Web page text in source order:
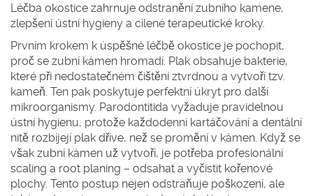
Léčba okostice zahrnuje odstranění zubního kamene,
zlepšení ústní hygieny a cílené terapeutické kroky.
Prvním krokem k úspěšné léčbě okostice je pochopit,
proč se zubní kámen hromadí. Plak obsahuje bakterie,
které při nedostatečném čištění ztvrdnou a vytvoří tzv.
kameň. Ten pak poskytuje perfektní úkryt pro další
mikroorganismy. Parodontitida vyžaduje pravidelnou
ústní hygienu, protože každodenní kartáčování a dentální
nitě rozbíjejí plak dříve, než se promění v kámen. Když se
však zubní kámen už vytvoří, je potřeba profesionální
scaling a root planing – odsahat a vyčistit kořenové
plochy. Tento postup nejen odstraňuje poškození, ale